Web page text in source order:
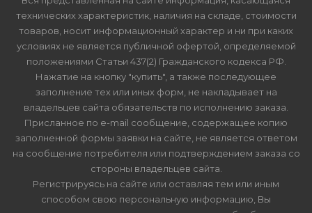
технических характеристик, наличия на складе, стоимости
товаров, носит информационный характер и ни при каких
условиях не является публичной офертой, определяемой
положениями Статьи 437(2) Гражданского кодекса РФ.
Нажатие на кнопку "купить", а также последующее
заполнение тех или иных форм, не накладывает на
владельцев сайта обязательств по исполнению заказа.
Присланное по e-mail сообщение, содержащее копию
заполненной формы заявки на сайте, не является ответом
на сообщение потребителя или подтверждением заказа со
стороны владельцев сайта.
Регистрируясь на сайте или оставляя тем или иным
способом свою персональную информацию, Вы